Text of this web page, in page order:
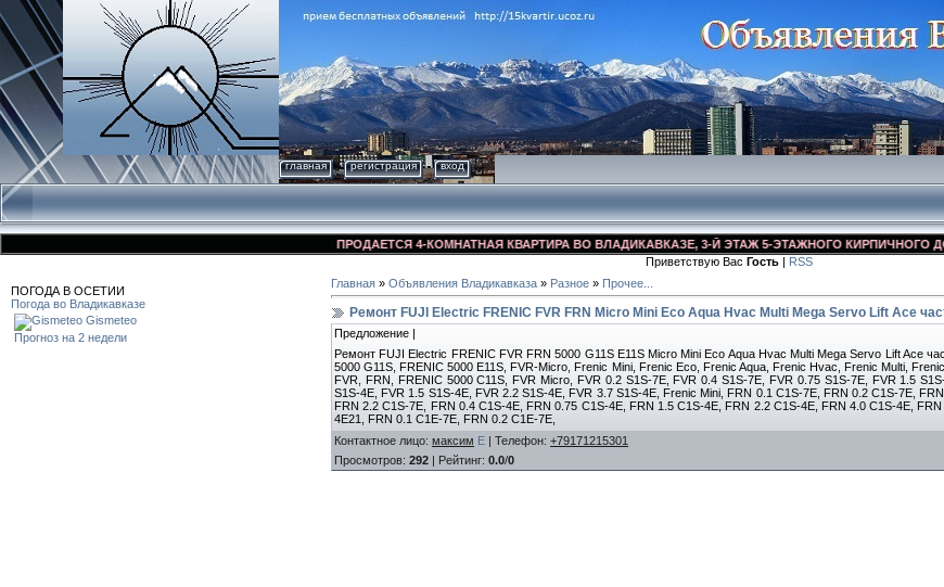
главная регистрация вход
ПРОДАЕТСЯ 4-КОМНАТНАЯ КВАРТИРА ВО ВЛАДИКАВКАЗЕ, 3-Й ЭТАЖ 5-ЭТАЖНОГО КИРПИЧНОГО
Приветствую Вас Гость | RSS
ПОГОДА В ОСЕТИИ
Погода во Владикавказе
Gismeteo
Прогноз на 2 недели
Главная » Объявления Владикавказа » Разное » Прочее...
Ремонт FUJI Electric FRENIC FVR FRN Micro Mini Eco Aqua Hvac Multi Mega Servo Lift Ace
Предложение |
Ремонт FUJI Electric FRENIC FVR FRN 5000 G11S E11S Micro Mini Eco Aqua Hvac Multi Mega Servo Lift Ace
5000 G11S, FRENIC 5000 E11S, FVR-Micro, Frenic Mini, Frenic Eco, Frenic Aqua, Frenic Hvac, Frenic Multi,
FVR, FRN, FRENIC 5000 C11S, FVR Micro, FVR 0.2 S1S-7E, FVR 0.4 S1S-7E, FVR 0.75 S1S-7E, FVR 1.5
S1S-4E, FVR 1.5 S1S-4E, FVR 2.2 S1S-4E, FVR 3.7 S1S-4E, Frenic Mini, FRN 0.1 C1S-7E, FRN 0.2 C1S-7E,
FRN 2.2 C1S-7E, FRN 0.4 C1S-4E, FRN 0.75 C1S-4E, FRN 1.5 C1S-4E, FRN 2.2 C1S-4E, FRN 4.0 C1S-4E,
4E21, FRN 0.1 C1E-7E, FRN 0.2 C1E-7E,
Контактное лицо: максим E | Телефон: +79171215301
Просмотров: 292 | Рейтинг: 0.0/0